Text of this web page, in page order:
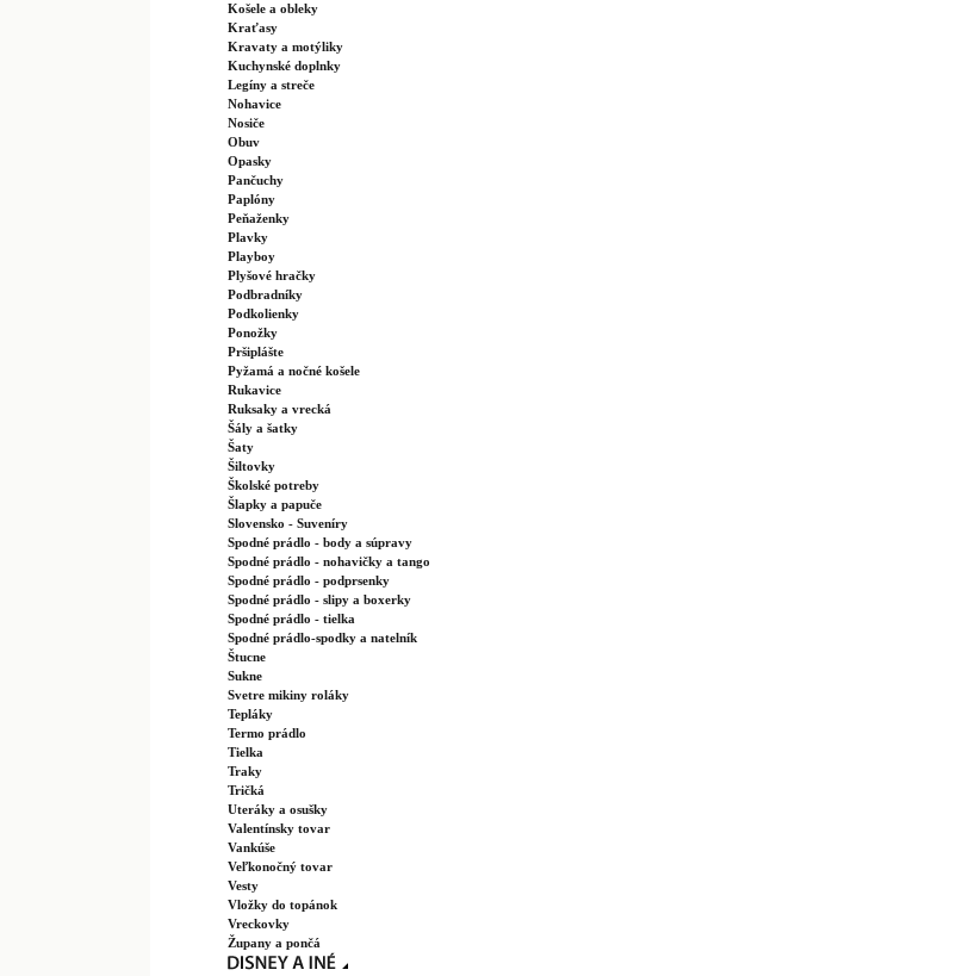
Košele a obleky
Kraťasy
Kravaty a motýliky
Kuchynské doplnky
Legíny a streče
Nohavice
Nosiče
Obuv
Opasky
Pančuchy
Paplóny
Peňaženky
Plavky
Playboy
Plyšové hračky
Podbradníky
Podkolienky
Ponožky
Pršiplášte
Pyžamá a nočné košele
Rukavice
Ruksaky a vrecká
Šály a šatky
Šaty
Šiltovky
Školské potreby
Šlapky a papuče
Slovensko - Suveníry
Spodné prádlo - body a súpravy
Spodné prádlo - nohavičky a tango
Spodné prádlo - podprsenky
Spodné prádlo - slipy a boxerky
Spodné prádlo - tielka
Spodné prádlo-spodky a natelník
Štucne
Sukne
Svetre mikiny roláky
Tepláky
Termo prádlo
Tielka
Traky
Tričká
Uteráky a osušky
Valentínsky tovar
Vankúše
Veľkonočný tovar
Vesty
Vložky do topánok
Vreckovky
Župany a pončá